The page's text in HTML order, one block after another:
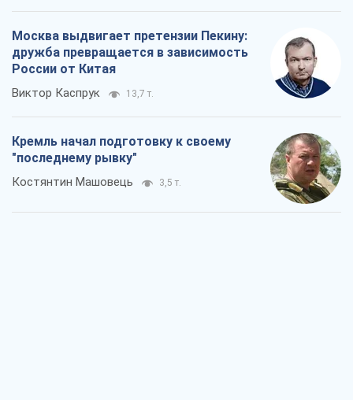
Москва выдвигает претензии Пекину:
дружба превращается в зависимость
России от Китая
Виктор Каспрук 13,7 т.
Кремль начал подготовку к своему
"последнему рывку"
Костянтин Машовець 3,5 т.